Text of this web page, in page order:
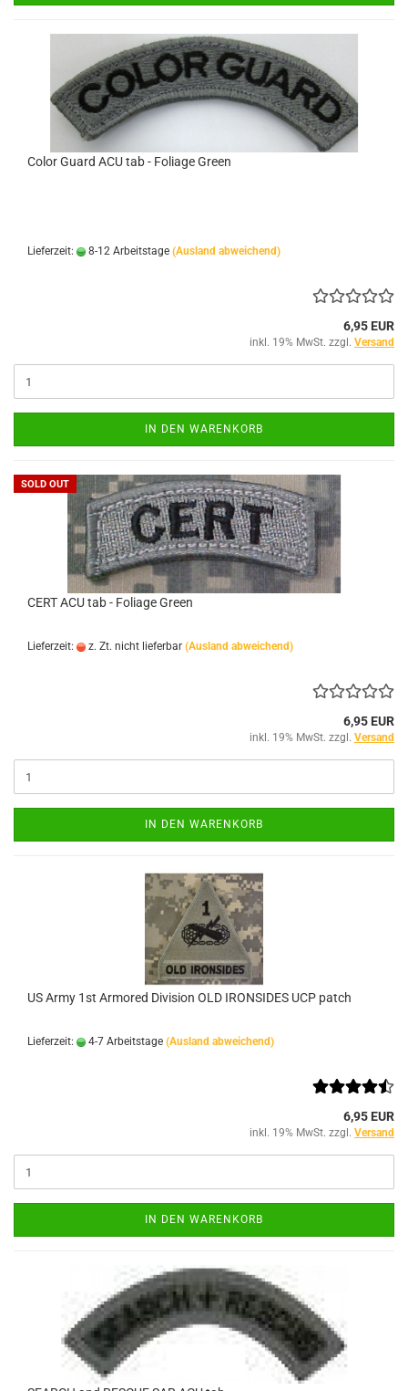
Color Guard ACU tab - Foliage Green
Lieferzeit: 8-12 Arbeitstage (Ausland abweichend)
6,95 EUR
inkl. 19% MwSt. zzgl. Versand
IN DEN WARENKORB
SOLD OUT
CERT ACU tab - Foliage Green
Lieferzeit: z. Zt. nicht lieferbar (Ausland abweichend)
6,95 EUR
inkl. 19% MwSt. zzgl. Versand
IN DEN WARENKORB
US Army 1st Armored Division OLD IRONSIDES UCP patch
Lieferzeit: 4-7 Arbeitstage (Ausland abweichend)
6,95 EUR
inkl. 19% MwSt. zzgl. Versand
IN DEN WARENKORB